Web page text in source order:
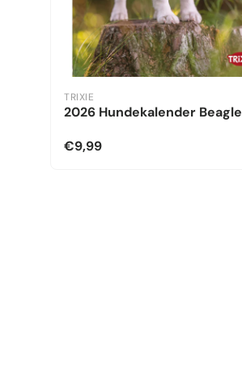
TRIXIE
2026 Hundekalender Beagle
€9,99